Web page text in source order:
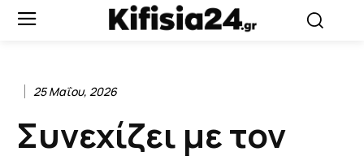
25 Μαΐου, 2026
Συνεχίζει με τον